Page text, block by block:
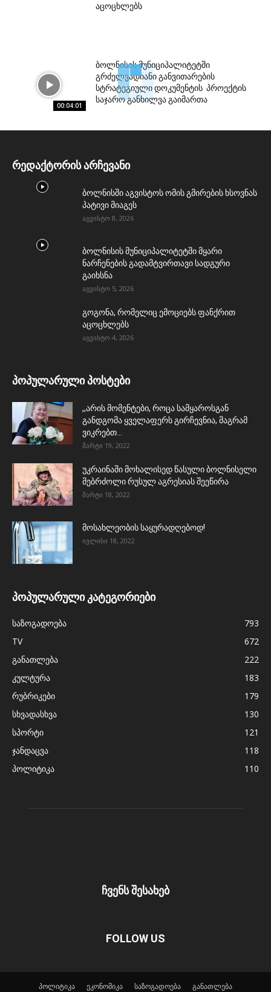
აცოცხლებს
00:04:01
ბოლნისის მუნიციპალიტეტში
გრძელვადიანი განვითარების
სტრატეგიული დოკუმენტის პროექტის
საჯარო განხილვა გაიმართა
რედაქტორის არჩევანი
ბოლნისში აგვისტოს ომის გმირების ხსოვნას
პატივი მიაგეს
აგვისტო 8, 2026
ბოლნისის მუნიციპალიტეტში მყარი
ნარჩენების გადამტვირთავი სადგური
გაიხსნა
აგვისტო 5, 2026
გოგონა, რომელიც ემოციებს ფანქრით
აცოცხლებს
აგვისტო 4, 2026
პოპულარული პოსტები
,,არის მომენტები, როცა სამყაროსგან
განდგომა ყველაფერს გირჩევნია, მაგრამ
ვიკრებთ...
მარტი 19, 2022
უკრაინაში მოხალისედ წასული ბოლნისელი
მებრძოლი რუსულ აგრესიას შეეწირა
მარტი 18, 2022
მოსახლეობის საყურადღებოდ!
ივლისი 18, 2022
პოპულარული კატეგორიები
საზოგადოება
793
TV
672
განათლება
222
კულტურა
183
რუბრიკები
179
სხვადასხვა
130
სპორტი
121
ჯანდაცვა
118
პოლიტიკა
110
ჩვენს შესახებ
FOLLOW US
პოლიტიკა ეკონომიკა საზოგადოება განათლება